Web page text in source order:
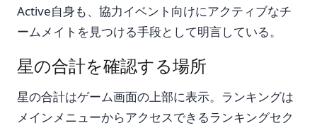
Active自身も、協力イベント向けにアクティブなチ
ームメイトを見つける手段として明言している。
星の合計を確認する場所
星の合計はゲーム画面の上部に表示。ランキングは
メインメニューからアクセスできるランキングセク